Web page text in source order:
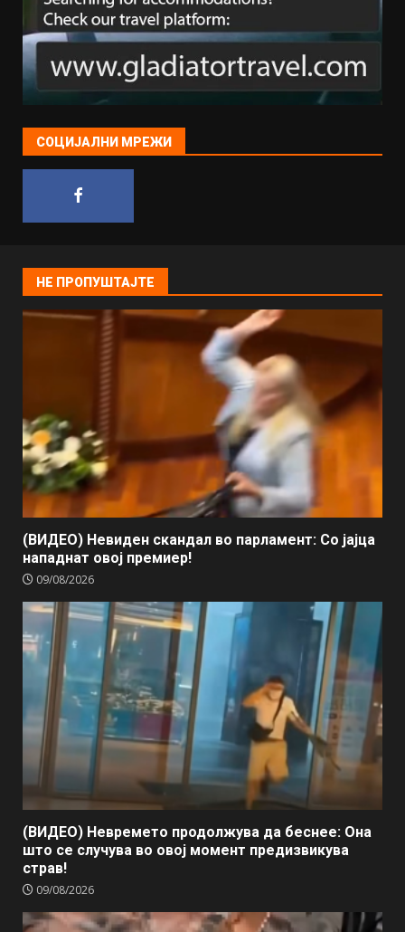
СОЦИЈАЛНИ МРЕЖИ
НЕ ПРОПУШТАЈТЕ
(ВИДЕО) Невиден скандал во парламент: Со јајца
нападнат овој премиер!
09/08/2026
(ВИДЕО) Невремето продолжува да беснее: Она
што се случува во овој момент предизвикува
страв!
09/08/2026